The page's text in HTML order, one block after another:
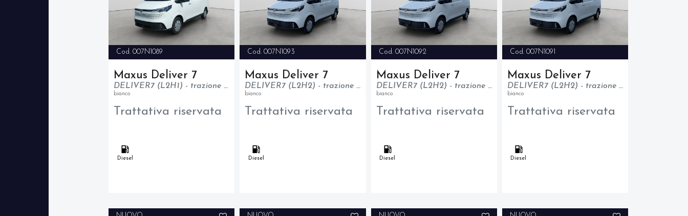
Cod. 007N1089
Maxus Deliver 7
DELIVER7 (L2H1) - trazione anteriore - N1
bianco
Trattativa riservata
Diesel
Cod. 007N1093
Maxus Deliver 7
DELIVER7 (L2H2) - trazione anteriore - N1
bianco
Trattativa riservata
Diesel
Cod. 007N1092
Maxus Deliver 7
DELIVER7 (L2H2) - trazione anteriore - N1
bianco
Trattativa riservata
Diesel
Cod. 007N1091
Maxus Deliver 7
DELIVER7 (L2H2) - trazione anteriore - N1
bianco
Trattativa riservata
Diesel